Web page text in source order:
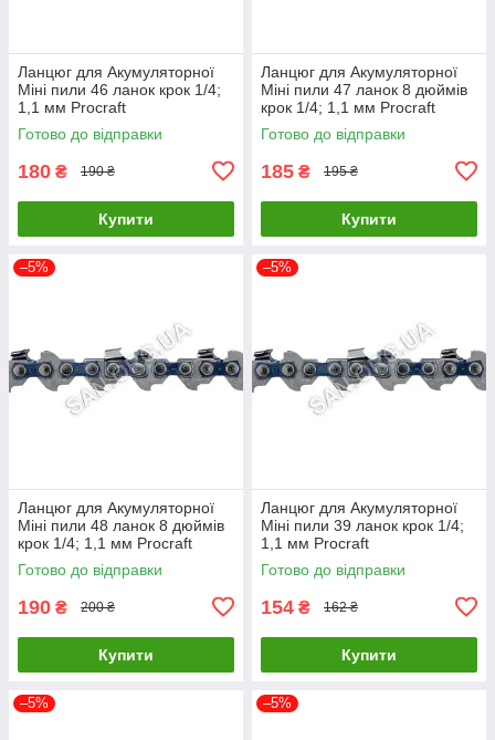
Ланцюг для Акумуляторної
Міні пили 46 ланок крок 1/4;
1,1 мм Procraft
Готово до відправки
180 ₴ 190 ₴
Купити
Ланцюг для Акумуляторної
Міні пили 47 ланок 8 дюймів
крок 1/4; 1,1 мм Procraft
Готово до відправки
185 ₴ 195 ₴
Купити
–5%
Ланцюг для Акумуляторної
Міні пили 48 ланок 8 дюймів
крок 1/4; 1,1 мм Procraft
Готово до відправки
190 ₴ 200 ₴
Купити
–5%
Ланцюг для Акумуляторної
Міні пили 39 ланок крок 1/4;
1,1 мм Procraft
Готово до відправки
154 ₴ 162 ₴
Купити
–5% –5%